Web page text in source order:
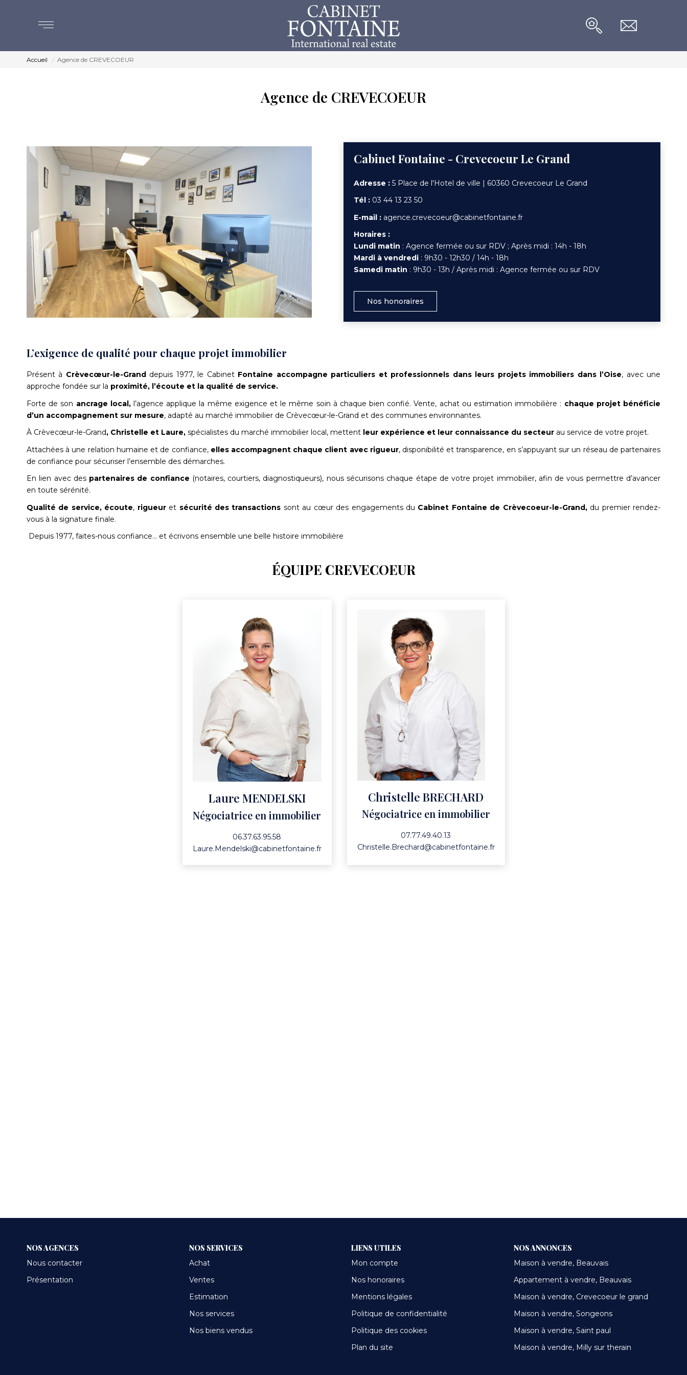
Accueil Agence de CREVECOEUR
Agence de CREVECOEUR
Cabinet Fontaine - Crevecoeur Le Grand
Adresse : 5 Place de l'Hotel de ville | 60360 Crevecoeur Le Grand
Tél : 03 44 13 23 50
E-mail : agence.crevecoeur@cabinetfontaine.fr
Horaires :
Lundi matin : Agence fermée ou sur RDV ; Après midi : 14h - 18h
Mardi à vendredi : 9h30 - 12h30 / 14h - 18h
Samedi matin : 9h30 - 13h / Après midi : Agence fermée ou sur RDV
Nos honoraires
L’exigence de qualité pour chaque projet immobilier
Présent à Crèvecœur-le-Granddepuis 1977, le Cabinet Fontaine accompagne particuliers et professionnels dans leurs projets immobiliers dans l’Oise, avec une
approche fondée sur la proximité, l’écoute et la qualité de service.
Forte de son ancrage local,l’agence applique la même exigence et le même soin à chaque bien confié. Vente, achat ou estimation immobilière : chaque projet bénéficie
d’un accompagnement sur mesure, adapté au marché immobilier de Crèvecœur-le-Grand et des communes environnantes.
À Crèvecœur-le-Grand, Christelle et Laure, spécialistes du marché immobilier local, mettent leur expérience et leur connaissance du secteur au service de votre projet.
Attachées à une relation humaine et de confiance, elles accompagnent chaque client avec rigueur, disponibilité et transparence, en s’appuyant sur un réseau de partenaires
de confiance pour sécuriser l’ensemble des démarches.
En lien avec des partenaires de confiance (notaires, courtiers, diagnostiqueurs), nous sécurisons chaque étape de votre projet immobilier, afin de vous permettre d’avancer
en toute sérénité.
Qualité de service,écoute, rigueuret sécurité des transactions sont au cœur des engagements du Cabinet Fontaine de Crèvecoeur-le-Grand, du premier rendez-
vous à la signature finale.
Depuis 1977, faites-nous confiance… et écrivons ensemble une belle histoire immobilière
ÉQUIPE CREVECOEUR
Laure MENDELSKI
Négociatrice en immobilier
06.37.63.95.58
Laure.Mendelski@cabinetfontaine.fr
Christelle BRECHARD
Négociatrice en immobilier
07.77.49.40.13
Christelle.Brechard@cabinetfontaine.fr
NOS AGENCES
Nous contacter
Présentation
NOS SERVICES
Achat
Ventes
Estimation
Nos services
Nos biens vendus
LIENS UTILES
Mon compte
Nos honoraires
Mentions légales
Politique de confidentialité
Politique des cookies
Plan du site
NOS ANNONCES
Maison à vendre, Beauvais
Appartement à vendre, Beauvais
Maison à vendre, Crevecoeur le grand
Maison à vendre, Songeons
Maison à vendre, Saint paul
Maison à vendre, Milly sur therain